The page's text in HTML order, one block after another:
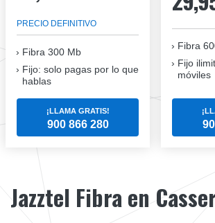
PRECIO DEFINITIVO
Fibra 300 Mb
Fijo: solo pagas por lo que
hablas
¡LLAMA GRATIS!
900 866 280
Fibra
Fijo
móviles
Jazztel Fibra en